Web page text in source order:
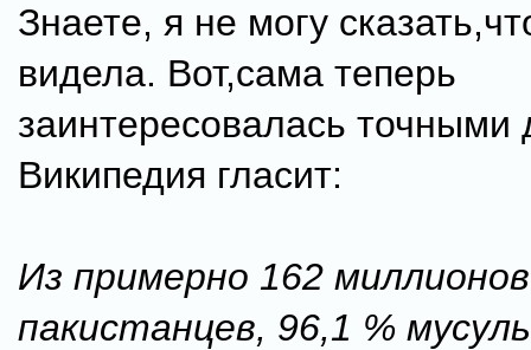
Знаете, я не могу
видела. Вот,сама теперь
заинтересовалась
Википедия гласит:
Из примерно 162 миллионов
пакистанцев, 96,1 %